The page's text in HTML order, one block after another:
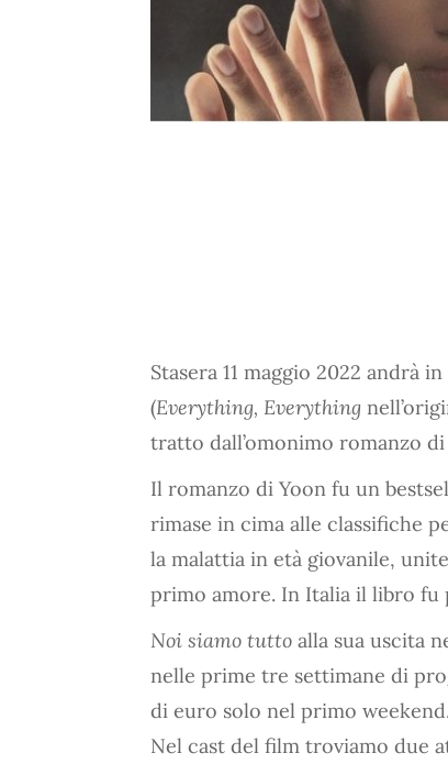
Stasera 11 maggio 2022 andrà
(Everything, Everything
tratto dall’omonimo romanzo di
Il romanzo di Yoon fu un
rimase in cima alle classifiche
la malattia in età giovanile,
primo amore. In Italia il libro fu
Noi siamo tutto alla sua uscita
nelle prime tre settimane di
di euro solo nel primo
Nel cast del film troviamo due